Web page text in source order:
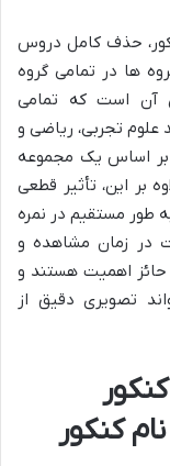
حذف کامل دروس
ها در تمامی گروه
آن است که تمامی
تجربی، ریاضی و
بر اساس یک مجموعه
این، تأثیر قطعی
طور مستقیم در نمره
در زمان مشاهده و
حائز اهمیت هستند و
تصویری دقیق از
کنکور